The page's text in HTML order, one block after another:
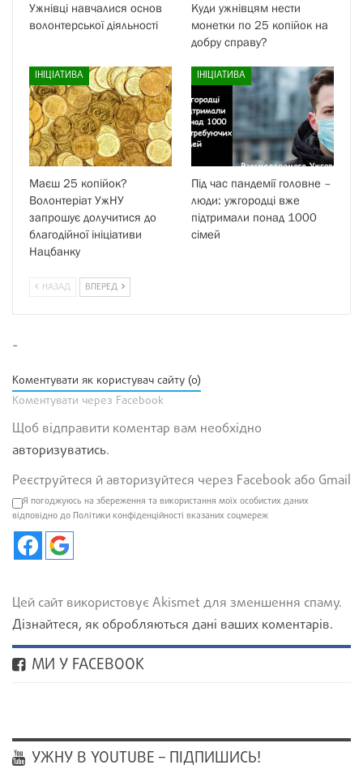
Ужнівці навчалися основ
волонтерської діяльності
Куди ужнівцям нести
монетки по 25 копійок на
добру справу?
ІНІЦІАТИВА
Маєш 25 копійок?
Волонтеріат УжНУ
запрошує долучитися до
благодійної ініціативи
Нацбанку
ІНІЦІАТИВА
Під час пандемії головне –
люди: ужгородці вже
підтримали понад 1000
сімей
НАЗАД ВПЕРЕД
-
Коментувати як користувач сайту (0)
Коментувати через Facebook
Щоб відправити коментар вам необхідно
авторизуватись.
Реєструйтеся й авторизуйтеся через Facebook або Gmail
Я погоджуюсь на збереження та використання моїх особистих даних
відповідно до Політики конфіденційності вказаних соцмереж
Цей сайт використовує Akismet для зменшення спаму.
Дізнайтеся, як обробляються дані ваших коментарів.
МИ У FACEBOOK
УЖНУ В YOUTUBE – ПІДПИШИСЬ!